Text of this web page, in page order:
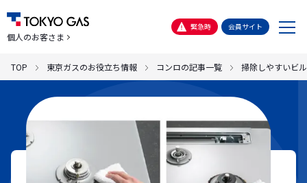
個人のお客さま
緊急時 会員サイト
メ
ー
TOP 東京ガスのお役立ち情報 コンロの記事一覧 掃除しやすいビ